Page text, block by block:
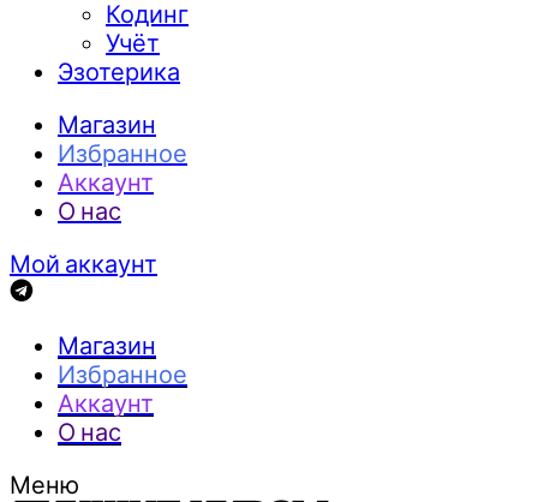
Кодинг
Учёт
Эзотерика
Магазин
Избранное
Аккаунт
О нас
Мой аккаунт
Магазин
Избранное
Аккаунт
О нас
Меню